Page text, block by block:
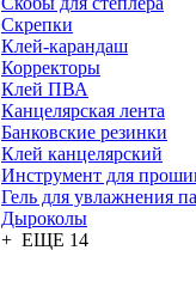
Скрепки
Клей-карандаш
Корректоры
Клей ПВА
Канцелярская лента
Банковские резинки
Клей канцелярский
Инструмент для
Гель для увлажнения
Дыроколы
+ ЕЩЕ 14